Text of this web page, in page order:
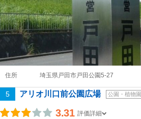
住所 埼玉県戸田市戸田公園5-27
5 アリオ川口前公園広場 公園・植物園
3.31 評価詳細